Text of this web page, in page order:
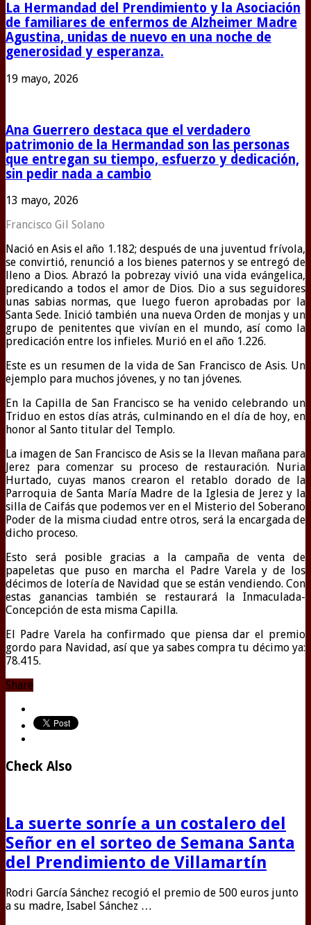
La Hermandad del Prendimiento y la Asociación
de familiares de enfermos de Alzheimer Madre
Agustina, unidas de nuevo en una noche de
generosidad y esperanza.
19 mayo, 2026
Ana Guerrero destaca que el verdadero
patrimonio de la Hermandad son las personas
que entregan su tiempo, esfuerzo y dedicación,
sin pedir nada a cambio
13 mayo, 2026
Francisco Gil Solano
Nació en Asis el año 1.182; después de una juventud frívola,
se convirtió, renunció a los bienes paternos y se entregó de
lleno a Dios. Abrazó la pobrezay vivió una vida evángelica,
predicando a todos el amor de Dios. Dio a sus seguidores
unas sabias normas, que luego fueron aprobadas por la
Santa Sede. Inició también una nueva Orden de monjas y un
grupo de penitentes que vivían en el mundo, así como la
predicación entre los infieles. Murió en el año 1.226.
Este es un resumen de la vida de San Francisco de Asis. Un
ejemplo para muchos jóvenes, y no tan jóvenes.
En la Capilla de San Francisco se ha venido celebrando un
Triduo en estos días atrás, culminando en el día de hoy, en
honor al Santo titular del Templo.
La imagen de San Francisco de Asis se la llevan mañana para
Jerez para comenzar su proceso de restauración. Nuria
Hurtado, cuyas manos crearon el retablo dorado de la
Parroquia de Santa María Madre de la Iglesia de Jerez y la
silla de Caifás que podemos ver en el Misterio del Soberano
Poder de la misma ciudad entre otros, será la encargada de
dicho proceso.
Esto será posible gracias a la campaña de venta de
papeletas que puso en marcha el Padre Varela y de los
décimos de lotería de Navidad que se están vendiendo. Con
estas ganancias también se restaurará la Inmaculada-
Concepción de esta misma Capilla.
El Padre Varela ha confirmado que piensa dar el premio
gordo para Navidad, así que ya sabes compra tu décimo ya:
78.415.
Share
Check Also
La suerte sonríe a un costalero del
Señor en el sorteo de Semana Santa
del Prendimiento de Villamartín
Rodri García Sánchez recogió el premio de 500 euros junto
a su madre, Isabel Sánchez …